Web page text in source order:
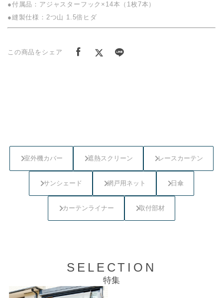
●付属品：アジャスターフック×14本（1枚7本）
●縫製仕様：2つ山 1.5倍ヒダ
この商品をシェア
室外機カバー 遮熱スクリーン レースカーテン
サンシェード 網戸用ネット 日傘
カーテンライナー 取付部材
SELECTION
特集